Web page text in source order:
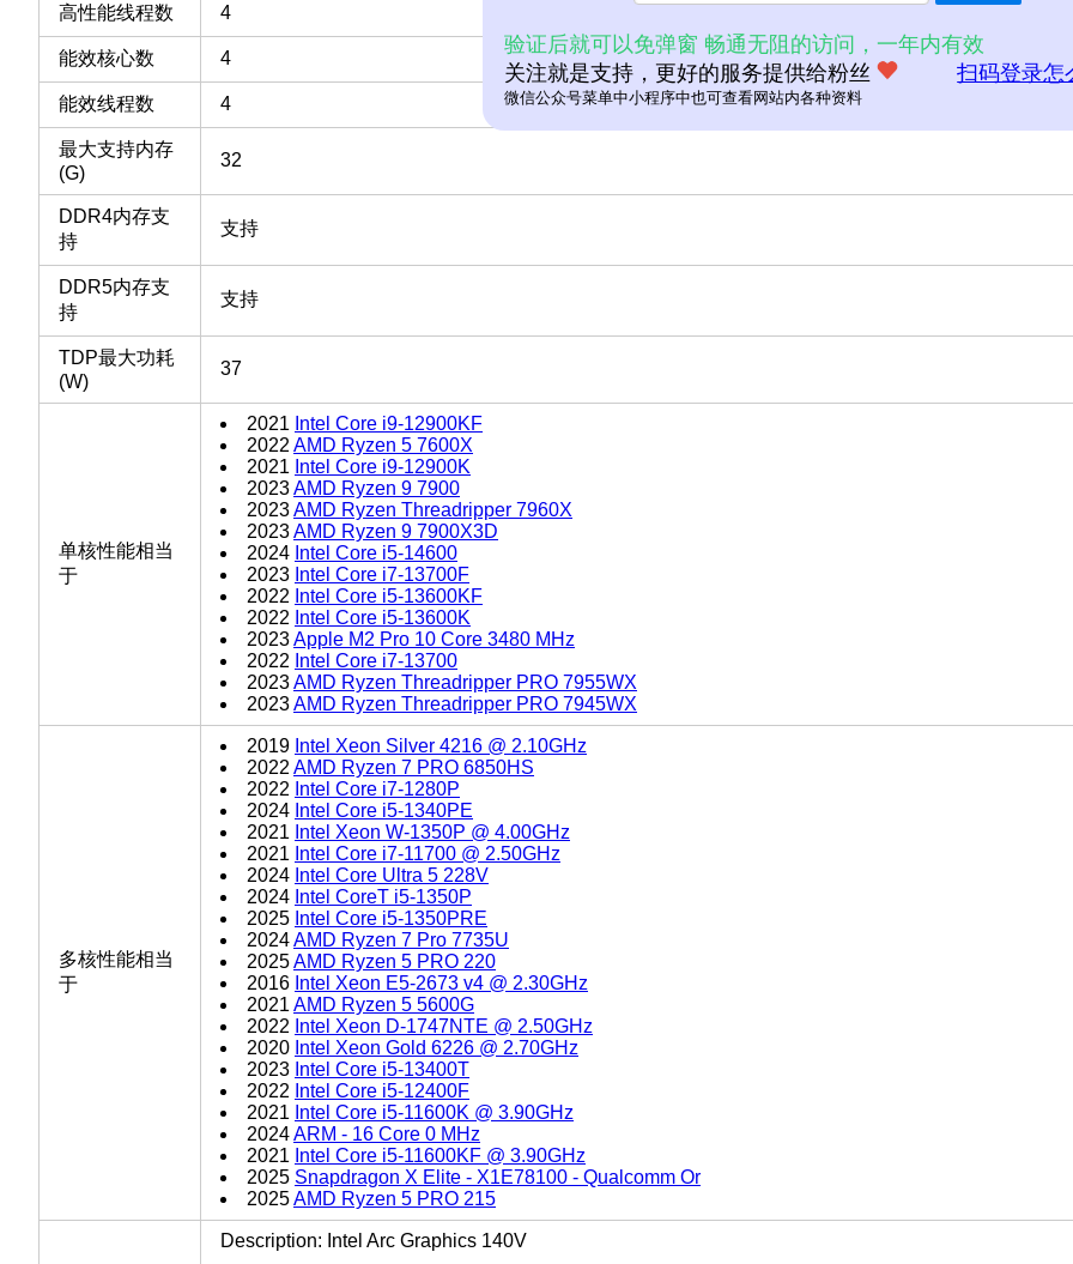
高性能线程数 4
能效核心数 4
能效线程数 4
最大支持内存
(G)
32
DDR4内存支
持
支持
DDR5内存支
持
支持
TDP最大功耗
(W)
37
单核性能相当
于
2021 Intel Core i9-12900KF
2022 AMD Ryzen 5 7600X
2021 Intel Core i9-12900K
2023AMD Ryzen 9 7900
2023AMD Ryzen Threadripper 7960X
2023AMD Ryzen 9 7900X3D
2024 Intel Core i5-14600
2023 Intel Core i7-13700F
2022 Intel Core i5-13600KF
2022 Intel Core i5-13600K
2023Apple M2 Pro 10 Core 3480 MHz
2022 Intel Core i7-13700
2023AMD Ryzen Threadripper PRO 7955WX
2023AMD Ryzen Threadripper PRO 7945WX
多核性能相当
于
2019 Intel Xeon Silver 4216 @ 2.10GHz
2022 AMD Ryzen 7 PRO 6850HS
2022 Intel Core i7-1280P
2024 Intel Core i5-1340PE
2021 Intel Xeon W-1350P @ 4.00GHz
2021 Intel Core i7-11700 @ 2.50GHz
2024 Intel Core Ultra 5 228V
2024 Intel CoreT i5-1350P
2025 Intel Core i5-1350PRE
2024AMD Ryzen 7 Pro 7735U
2025AMD Ryzen 5 PRO 220
2016 Intel Xeon E5-2673 v4 @ 2.30GHz
2021 AMD Ryzen 5 5600G
2022 Intel Xeon D-1747NTE @ 2.50GHz
2020 Intel Xeon Gold 6226 @ 2.70GHz
2023 Intel Core i5-13400T
2022 Intel Core i5-12400F
2021 Intel Core i5-11600K @ 3.90GHz
2024ARM - 16 Core 0 MHz
2021 Intel Core i5-11600KF @ 3.90GHz
2025 Snapdragon X Elite - X1E78100 - Qualcomm Or
2025AMD Ryzen 5 PRO 215
Description: Intel Arc Graphics 140V
验证后就可以免弹窗 畅通无阻的访问，一年内有效
关注就是支持，更好的服务提供给粉丝
扫码登录怎
微信公众号菜单中小程序中也可查看网站内各种资料